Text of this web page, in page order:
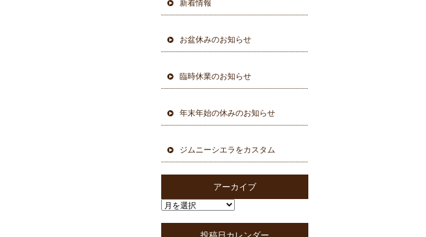
新着情報
お盆休みのお知らせ
臨時休業のお知らせ
年末年始の休みのお知らせ
ジムニーシエラをカスタム
アーカイブ